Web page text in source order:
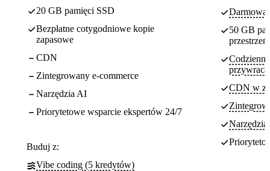
20 GB pamięci SSD
Bezpłatne cotygodniowe kopie
zapasowe
CDN
Zintegrowany e-commerce
Narzędzia AI
Priorytetowe wsparcie ekspertów 24/7
Buduj z:
Vibe coding (5 kredytów)
Darmowa
50 GB
CDN w